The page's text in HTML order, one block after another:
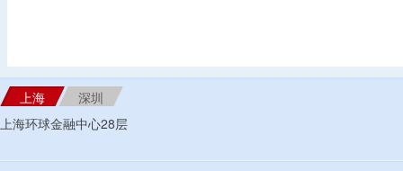
上海
深圳
上海环球金融中心28层